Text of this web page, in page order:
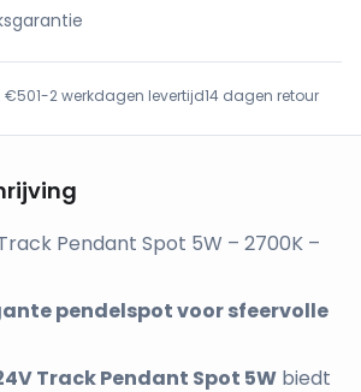
€501-2 werkdagen levertijd14 dagen retour
Pendant Spot 5W – 2700K –
pendelspot voor sfeervolle
Track Pendant Spot 5W biedt